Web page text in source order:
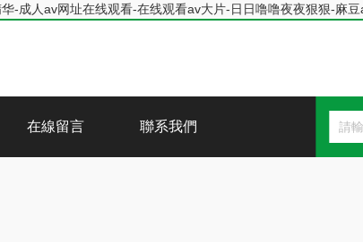
-成人av网址在线观看-在线观看av大片-日日噜噜夜夜狠狠-麻
在線留言 聯系我們